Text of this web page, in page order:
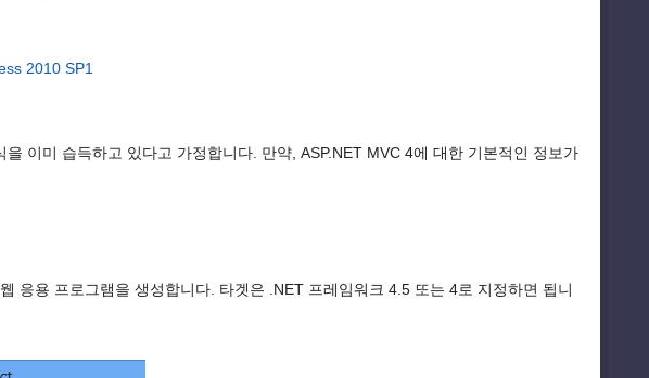
2010 SP1
이미 습득하고 있다고 가정합니다. 만약, ASP.NET MVC 4에 대한 기본적인 정보가
응용 프로그램을 생성합니다. 타겟은 .NET 프레임워크 4.5 또는 4로 지정하면 됩니